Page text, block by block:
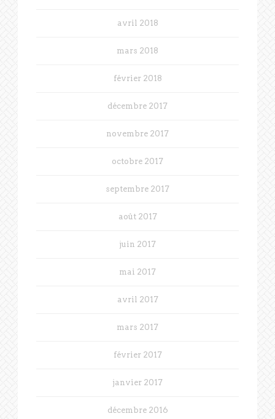
avril 2018
mars 2018
février 2018
décembre 2017
novembre 2017
octobre 2017
septembre 2017
août 2017
juin 2017
mai 2017
avril 2017
mars 2017
février 2017
janvier 2017
décembre 2016